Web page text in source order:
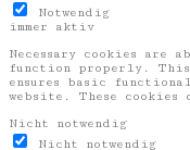
Notwendig
immer aktiv
Necessary cookies are
function properly.
ensures basic
website. These
Nicht notwendig
Nicht notwendig